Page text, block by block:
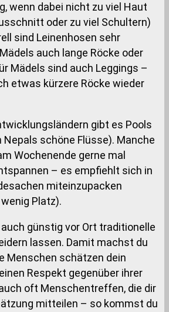
wenn dabei nicht zu viel Haut
oder zu viel Schultern)
sind Leinenhosen sehr
auch lange Röcke oder
Mädels sind auch Leggings –
etwas kürzere Röcke wieder
gibt es Pools
Nepals schöne Flüsse). Manche
Wochenende gerne mal
– es empfiehlt sich in
miteinzupacken
Platz).
günstig vor Ort traditionelle
lassen. Damit machst du
Menschen schätzen dein
Respekt gegenüber ihrer
oft Menschentreffen, die dir
mitteilen – so kommst du